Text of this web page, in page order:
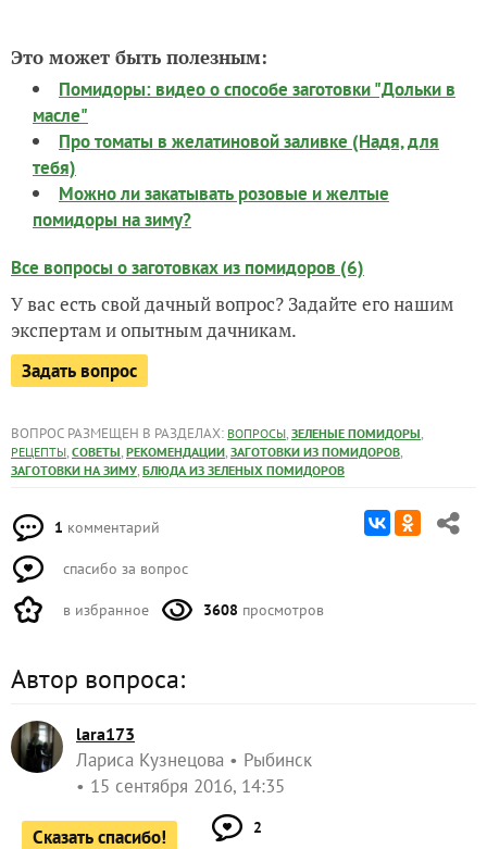
Это может быть полезным:
Помидоры: видео о способе заготовки "Дольки в
масле"
Про томаты в желатиновой заливке (Надя, для
тебя)
Можно ли закатывать розовые и желтые
помидоры на зиму?
Все вопросы о заготовках из помидоров (6)
У вас есть свой дачный вопрос? Задайте его нашим
экспертам и опытным дачникам.
Задать вопрос
ВОПРОС РАЗМЕЩЕН В РАЗДЕЛАХ: ВОПРОСЫ, ЗЕЛЕНЫЕ ПОМИДОРЫ,
РЕЦЕПТЫ, СОВЕТЫ, РЕКОМЕНДАЦИИ, ЗАГОТОВКИ ИЗ ПОМИДОРОВ,
ЗАГОТОВКИ НА ЗИМУ, БЛЮДА ИЗ ЗЕЛЕНЫХ ПОМИДОРОВ
1 комментарий
спасибо за вопрос
в избранное 3608 просмотров
Автор вопроса:
lara173
Лариса Кузнецова
Рыбинск
15 сентября 2016, 14:35
Сказать спасибо! 2